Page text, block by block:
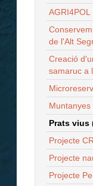
AGRI4POL
de l'Alt
Creació
samaruc a
Muntanyes
Prats vius
Projecte
Projecte
Projecte